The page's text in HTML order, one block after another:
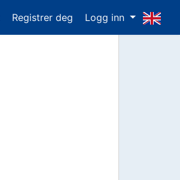
Registrer deg Logg inn